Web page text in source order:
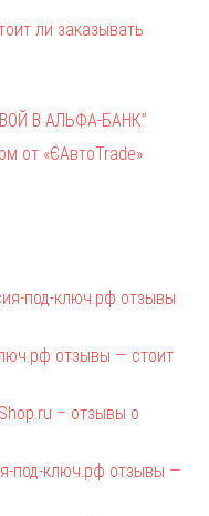
ли заказывать
В АЛЬФА-БАНК”
от «ЄАвтоTrаde»
под-ключ.рф отзывы
отзывы — стоит
– отзывы о
под-ключ.рф отзывы —